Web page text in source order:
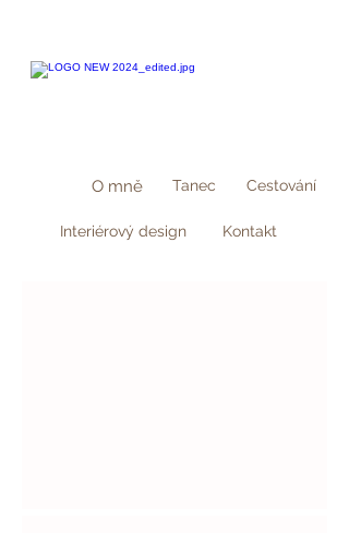
O mně Tanec Cestování
Interiérový design Kontakt